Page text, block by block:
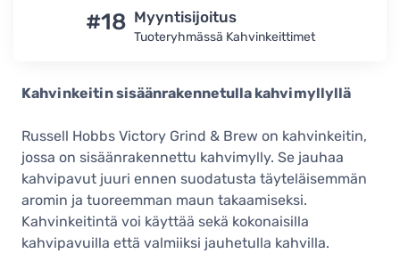
#18 Myyntisijoitus
Tuoteryhmässä Kahvinkeittimet
Kahvinkeitin sisäänrakennetulla kahvimyllyllä
Russell Hobbs Victory Grind & Brew on kahvinkeitin,
jossa on sisäänrakennettu kahvimylly. Se jauhaa
kahvipavut juuri ennen suodatusta täyteläisemmän
aromin ja tuoreemman maun takaamiseksi.
Kahvinkeitintä voi käyttää sekä kokonaisilla
kahvipavuilla että valmiiksi jauhetulla kahvilla.